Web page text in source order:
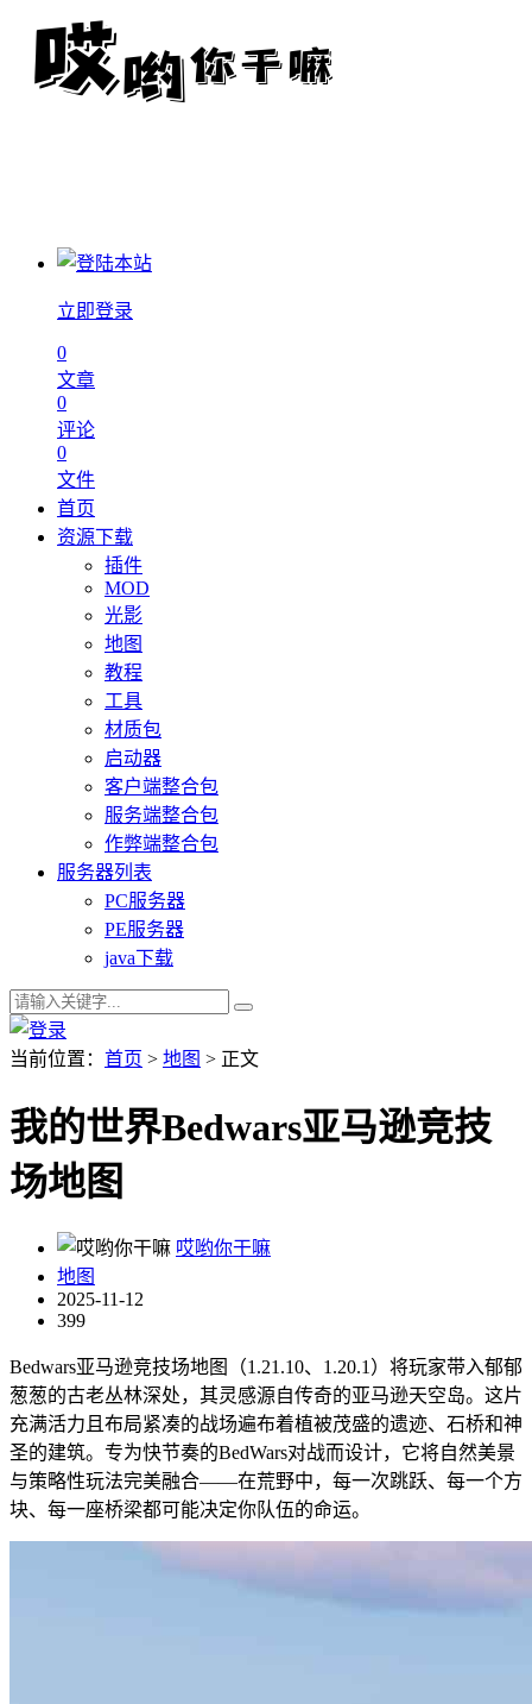
立即登录
0
文章
0
评论
0
文件
首页
资源下载
插件
MOD
光影
地图
教程
工具
材质包
启动器
客户端整合包
服务端整合包
作弊端整合包
服务器列表
PC服务器
PE服务器
java下载
当前位置： 首页 > 地图 > 正文
我的世界Bedwars亚马逊竞技
场地图
哎哟你干嘛
地图
2025-11-12
399
Bedwars亚马逊竞技场地图（1.21.10、1.20.1）将玩家带入郁郁
葱葱的古老丛林深处，其灵感源自传奇的亚马逊天空岛。这片
充满活力且布局紧凑的战场遍布着植被茂盛的遗迹、石桥和神
圣的建筑。专为快节奏的BedWars对战而设计，它将自然美景
与策略性玩法完美融合——在荒野中，每一次跳跃、每一个方
块、每一座桥梁都可能决定你队伍的命运。